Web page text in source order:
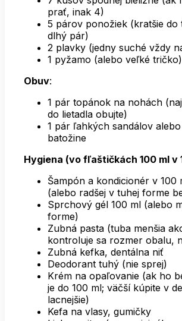
prať, inak 4)
5 párov ponožiek (kratšie do
dlhý pár)
2 plavky (jedny suché vždy
1 pyžamo (alebo veľké tričko)
Obuv:
1 pár topánok na nohách
do lietadla obujte)
1 pár ľahkých sandálov
batožine
Hygiena (vo fľaštičkách 100 ml v
Šampón a kondicionér v 100
(alebo radšej v tuhej forme
Sprchový gél 100 ml (alebo
forme)
Zubná pasta (tuba menšia
kontroluje sa rozmer obalu,
Zubná kefka, dentálna niť
Deodorant tuhý (nie sprej)
Krém na opaľovanie (ak ho
je do 100 ml; väčší kúpite v
lacnejšie)
Kefa na vlasy, gumičky